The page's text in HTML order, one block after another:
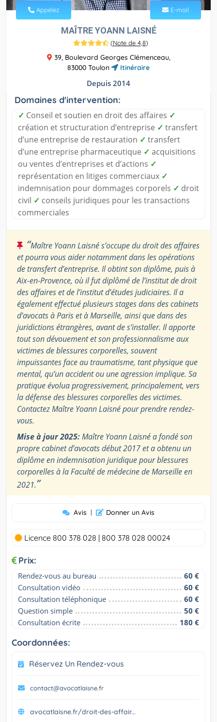
Appelez E-mail
MAÎTRE YOANN LAISNÉ
(Note de 4,8)
39, Boulevard Georges Clémenceau,
83000 Toulon
Itinéraire
Depuis 2014
Domaines d'intervention:
✓ Conseil et soutien en droit des affaires ✓
création et structuration d’entreprise ✓ transfert
d’une entreprise de restauration ✓ transfert
d’une entreprise pharmaceutique ✓ acquisitions
ou ventes d’entreprises et d’actions ✓
représentation en litiges commerciaux ✓
indemnisation pour dommages corporels ✓ droit
civil ✓ conseils juridiques pour les transactions
commerciales
“Maître Yoann Laisné s’occupe du droit des affaires
et pourra vous aider notamment dans les opérations
de transfert d’entreprise. Il obtint son diplôme, puis à
Aix-en-Provence, où il fut diplômé de l’institut de droit
des affaires et de l’institut d’études judiciaires. Il a
également effectué plusieurs stages dans des cabinets
d’avocats à Paris et à Marseille, ainsi que dans des
juridictions étrangères, avant de s’installer. Il apporte
tout son dévouement et son professionnalisme aux
victimes de blessures corporelles, souvent
impuissantes face au traumatisme, tant physique que
mental, qu’un accident ou une agression implique. Sa
pratique évolua progressivement, principalement, vers
la défense des blessures corporelles des victimes.
Contactez Maître Yoann Laisné pour prendre rendez-
vous.
Mise à jour 2025:Maître Yoann Laisné a fondé son
propre cabinet d’avocats début 2017 et a obtenu un
diplôme en indemnisation juridique pour blessures
corporelles à la Faculté de médecine de Marseille en
2021.”
Avis | Donner un Avis
Licence 800 378 028 | 800 378 028 00024
Prix:
Rendez-vous au bureau
60 €
Consultation vidéo
60 €
Consultation téléphonique
60 €
Question simple
50 €
Consultation écrite
180 €
Coordonnées:
Réservez Un Rendez-vous
contact@avocatlaisne.fr
avocatlaisne.fr/droit-des-affair...